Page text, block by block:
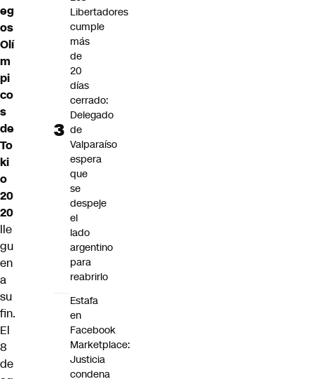
eg
os
Olí
m
pi
co
s
de
To
ki
o
20
20
lle
gu
en
a
su
fin.
El
8
de
Libertadores
cumple
más
de
20
días
cerrado:
Delegado
de
Valparaíso
espera
que
se
despeje
el
lado
argentino
para
reabrirlo
Estafa
en
Facebook
Marketplace:
Justicia
condena